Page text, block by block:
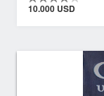
10.000 USD